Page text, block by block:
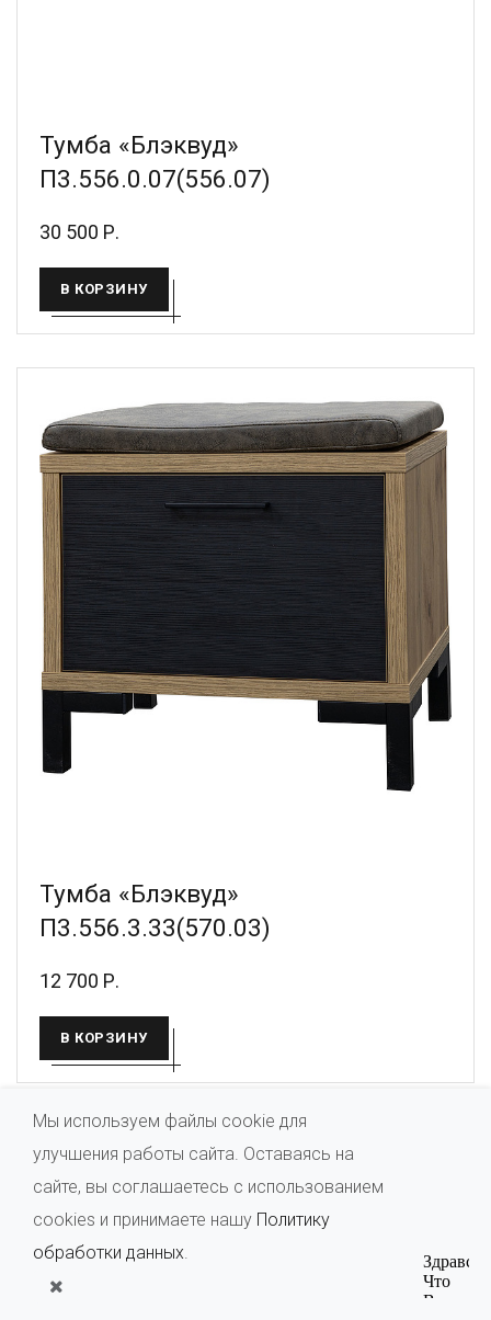
Тумба «Блэквуд»
П3.556.0.07(556.07)
30 500 Р.
В КОРЗИНУ
Тумба «Блэквуд»
П3.556.3.33(570.03)
12 700 Р.
В КОРЗИНУ
Мы используем файлы cookie для
улучшения работы сайта. Оставаясь на
сайте, вы соглашаетесь с использованием
cookies и принимаете нашу Политику
обработки данных